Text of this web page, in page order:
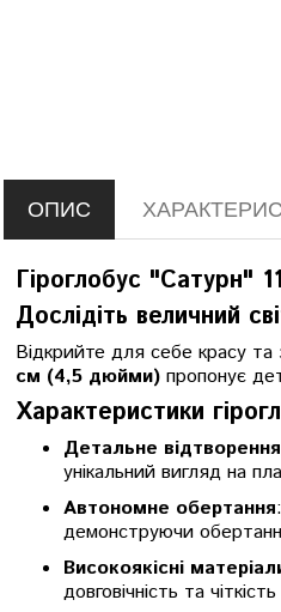
ОПИС
Гіроглобус "Сатурн"
Дослідіть величний
Відкрийте для себе красу та
см (4,5 дюйми) пропонує
Характеристики
Детальне відтворення
унікальний вигляд на
Автономне обертання
демонструючи
Високоякісні
довговічність та